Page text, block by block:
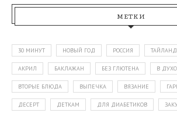
МЕТКИ
30 МИНУТ НОВЫЙ ГОД РОССИЯ ТАЙЛАНД
АКРИЛ БАКЛАЖАН БЕЗ ГЛЮТЕНА В
ВТОРЫЕ БЛЮДА ВЫПЕЧКА ВЯЗАНИЕ
ДЕСЕРТ ДЕТКАМ ДЛЯ ДИАБЕТИКОВ